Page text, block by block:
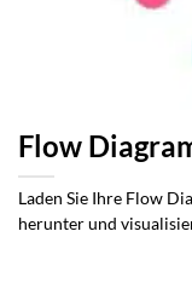
Flow
Laden Sie Ihre Flow
herunter und